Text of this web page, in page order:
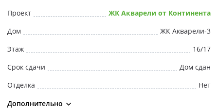
Проект
ЖК Акварели от Континента
Дом
ЖК Акварели-3
Этаж
16/17
Срок сдачи
Дом сдан
Отделка
Нет
Дополнительно